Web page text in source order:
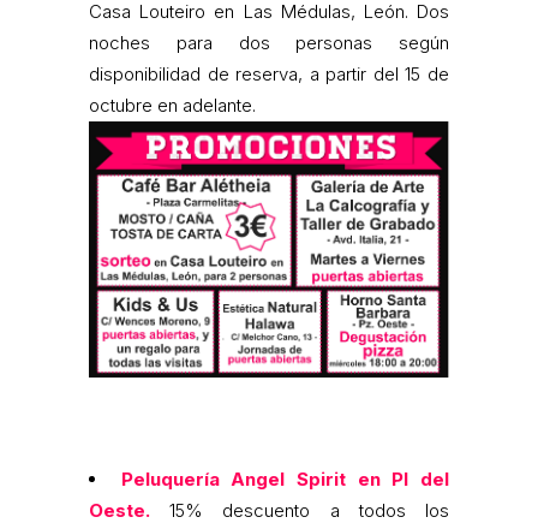
Casa Louteiro en Las Médulas, León. Dos
noches para dos personas según
disponibilidad de reserva, a partir del 15 de
octubre en adelante.
Peluquería Angel Spirit en Pl del
Oeste. 15% descuento a todos los